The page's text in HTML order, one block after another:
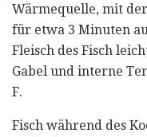
Wärmequelle, mit
für etwa 3 Minuten
Fleisch des Fisch
Gabel und interne
F.
Fisch während des